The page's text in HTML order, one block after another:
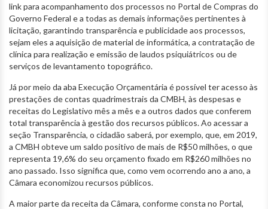
link para acompanhamento dos processos no Portal de Compras do
Governo Federal e a todas as demais informações pertinentes à
licitação, garantindo transparência e publicidade aos processos,
sejam eles a aquisição de material de informática, a contratação de
clínica para realização e emissão de laudos psiquiátricos ou de
serviços de levantamento topográfico.
Já por meio da aba Execução Orçamentária é possível ter acesso às
prestações de contas quadrimestrais da CMBH, às despesas e
receitas do Legislativo mês a mês e a outros dados que conferem
total transparência à gestão dos recursos públicos. Ao acessar a
seção Transparência, o cidadão saberá, por exemplo, que, em 2019,
a CMBH obteve um saldo positivo de mais de R$50 milhões, o que
representa 19,6% do seu orçamento fixado em R$260 milhões no
ano passado. Isso significa que, como vem ocorrendo ano a ano, a
Câmara economizou recursos públicos.
A maior parte da receita da Câmara, conforme consta no Portal,